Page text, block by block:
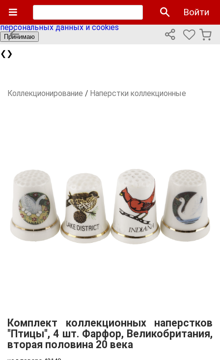
Мы используем cookies файлы для улучшения работы
сайта и персонализации. Продолжая пользоваться сайтом
вы соглашаетесь с нашейполитикой использования
персональных данных и cookies
Принимаю
❮ ❯
Войти
Коллекционирование / Наперстки коллекционные
Комплект коллекционных наперстков
"Птицы", 4 шт. Фарфор, Великобритания,
вторая половина 20 века